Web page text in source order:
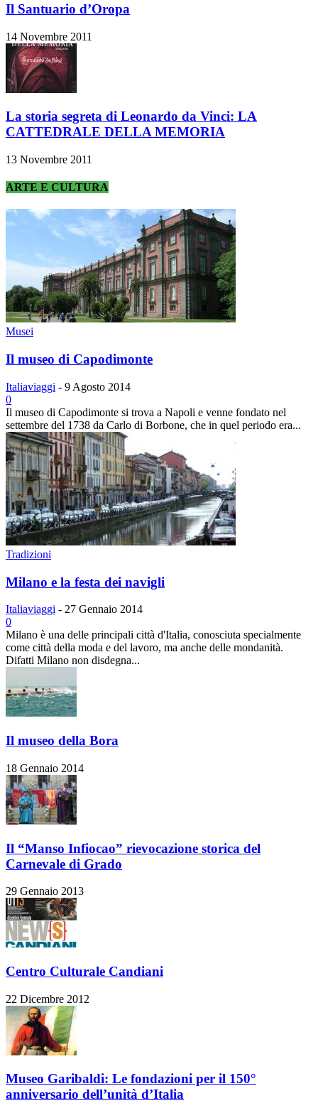
Il Santuario d’Oropa
14 Novembre 2011
La storia segreta di Leonardo da Vinci: LA
CATTEDRALE DELLA MEMORIA
13 Novembre 2011
ARTE E CULTURA
Musei
Il museo di Capodimonte
Italiaviaggi - 9 Agosto 2014
0
Il museo di Capodimonte si trova a Napoli e venne fondato nel
settembre del 1738 da Carlo di Borbone, che in quel periodo era...
Tradizioni
Milano e la festa dei navigli
Italiaviaggi - 27 Gennaio 2014
0
Milano è una delle principali città d'Italia, conosciuta specialmente
come città della moda e del lavoro, ma anche delle mondanità.
Difatti Milano non disdegna...
Il museo della Bora
18 Gennaio 2014
Il “Manso Infiocao” rievocazione storica del
Carnevale di Grado
29 Gennaio 2013
Centro Culturale Candiani
22 Dicembre 2012
Museo Garibaldi: Le fondazioni per il 150°
anniversario dell’unità d’Italia